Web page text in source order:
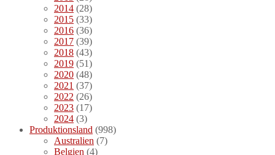
2014 (28)
2015 (33)
2016 (36)
2017 (39)
2018 (43)
2019 (51)
2020 (48)
2021 (37)
2022 (26)
2023 (17)
2024 (3)
Produktionsland (998)
Australien (7)
Belgien (4)